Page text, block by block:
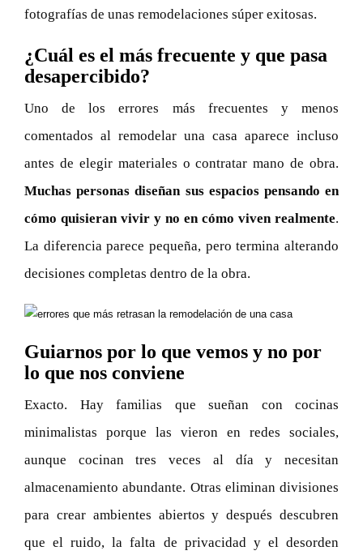
fotografías de unas remodelaciones súper exitosas.
¿Cuál es el más frecuente y que pasa
desapercibido?
Uno de los errores más frecuentes y menos
comentados al remodelar una casa aparece incluso
antes de elegir materiales o contratar mano de obra.
Muchas personas diseñan sus espacios pensando en
cómo quisieran vivir y no en cómo viven realmente.
La diferencia parece pequeña, pero termina alterando
decisiones completas dentro de la obra.
Guiarnos por lo que vemos y no por
lo que nos conviene
Exacto. Hay familias que sueñan con cocinas
minimalistas porque las vieron en redes sociales,
aunque cocinan tres veces al día y necesitan
almacenamiento abundante. Otras eliminan divisiones
para crear ambientes abiertos y después descubren
que el ruido, la falta de privacidad y el desorden